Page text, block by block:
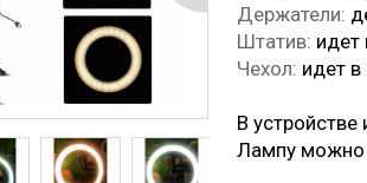
Держатели:
Штатив: идет
Чехол: идет
В устройстве
Лампу можно